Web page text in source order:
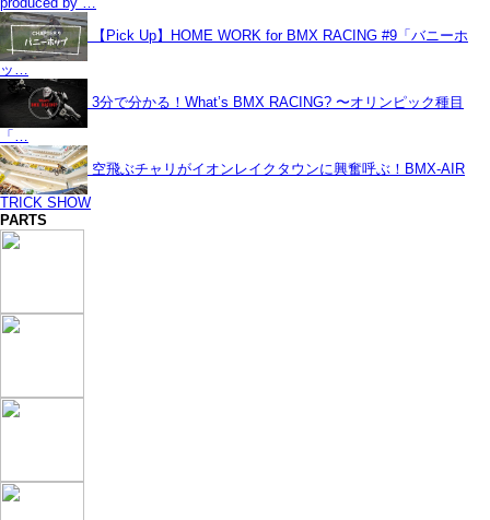
【Pick Up】HOME WORK for BMX RACING #9「バニーホ
ッ…
3分で分かる！What’s BMX RACING? 〜オリンピック種目
「…
空飛ぶチャリがイオンレイクタウンに興奮呼ぶ！BMX-AIR
TRICK SHOW
PARTS